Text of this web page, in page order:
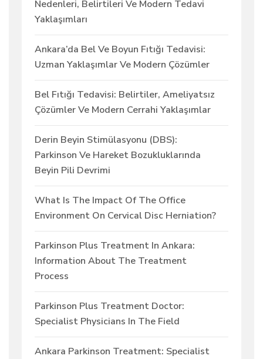
Nedenleri, Belirtileri Ve Modern Tedavi
Yaklaşımları
Ankara’da Bel Ve Boyun Fıtığı Tedavisi:
Uzman Yaklaşımlar Ve Modern Çözümler
Bel Fıtığı Tedavisi: Belirtiler, Ameliyatsız
Çözümler Ve Modern Cerrahi Yaklaşımlar
Derin Beyin Stimülasyonu (DBS):
Parkinson Ve Hareket Bozukluklarında
Beyin Pili Devrimi
What Is The Impact Of The Office
Environment On Cervical Disc Herniation?
Parkinson Plus Treatment In Ankara:
Information About The Treatment
Process
Parkinson Plus Treatment Doctor:
Specialist Physicians In The Field
Ankara Parkinson Treatment: Specialist